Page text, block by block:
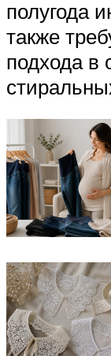
полугода
также
подхода в